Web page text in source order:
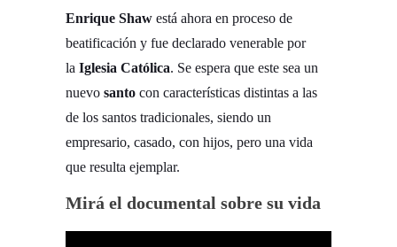
Enrique Shaw está ahora en proceso de
beatificación y fue declarado venerable por
la Iglesia Católica. Se espera que este sea un
nuevo santo con características distintas a las
de los santos tradicionales, siendo un
empresario, casado, con hijos, pero una vida
que resulta ejemplar.
Mirá el documental sobre su vida